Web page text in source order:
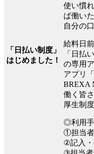
「日払い制度」
はじめました！
使い慣
ば働い
自分の
給料日
「日払
の専用
アプリ
BREXA
働く皆
厚生制
◎利用
①担当者
②記入・